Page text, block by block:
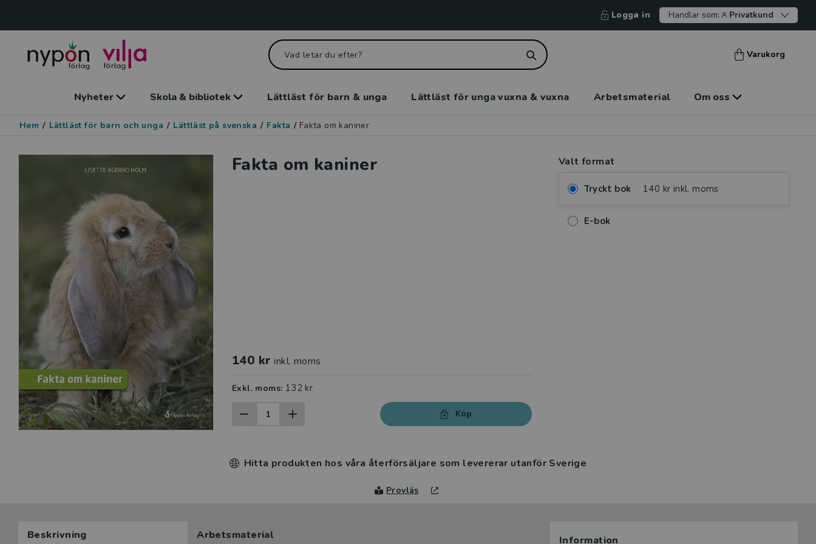
Logga in Handlar som: Privatkund
Varukorg
Nyheter Skola & bibliotek Lättläst för barn & unga Lättläst för unga vuxna & vuxna Arbetsmaterial Om oss
Hem / Lättläst för barn och unga / Lättläst på svenska / Fakta / Fakta om kaniner
Fakta om kaniner
140 kr inkl. moms
Exkl. moms: 132 kr
Köp
Valt format
Tryckt bok 140 kr inkl. moms
E-bok
Hitta produkten hos våra återförsäljare som levererar utanför Sverige
Provläs
Beskrivning Arbetsmaterial Information